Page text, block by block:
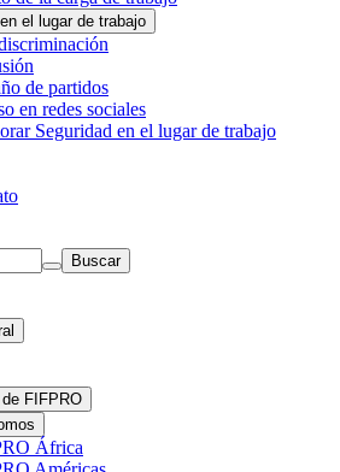
el lugar de trabajo
de partidos
en redes sociales
Seguridad en el lugar de trabajo
Buscar
FIFPRO
África